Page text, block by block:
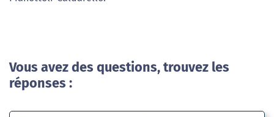
Vous avez des questions, trouvez les
réponses :